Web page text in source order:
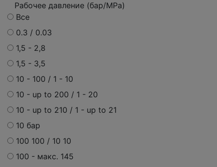
Рабочее давление (бар/MPa)
Все
0.3 / 0.03
1,5 - 2,8
1,5 - 3,5
10 - 100 / 1 - 10
10 - up to 200 / 1 - 20
10 - up to 210 / 1 - up to 21
10 бар
100 100 / 10 10
100 - макс. 145